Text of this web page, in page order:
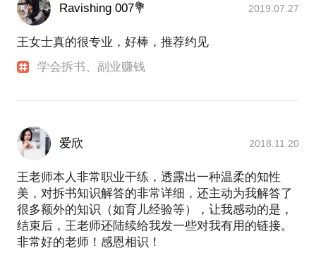
Ravishing 007💐 2019.07.27
王女士真的很专业，好棒，推荐约见
学会拆书、副业赚钱
爱欣 2018.11.20
王老师本人非常职业干练，透露出一种温柔的知性
美，对拆书知识解答的非常详细，还主动为我解答了
很多额外的知识（如育儿经验等），让我感动的是，
结束后，王老师还陆续给我发一些对我有用的链接。
非常好的老师！感恩相识！